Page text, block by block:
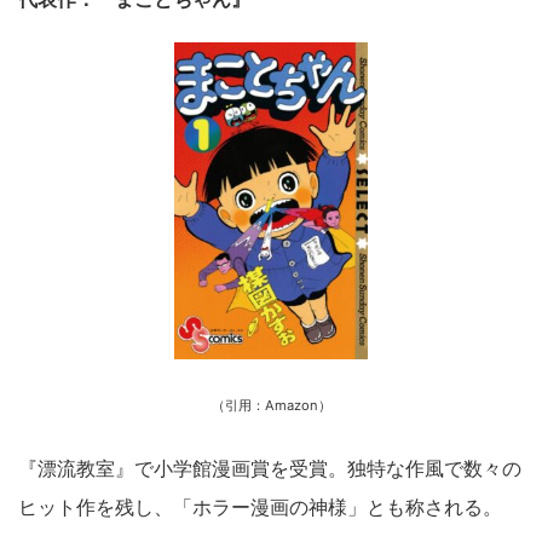
（引用：Amazon）
『漂流教室』で小学館漫画賞を受賞。独特な作風で数々の
ヒット作を残し、「ホラー漫画の神様」とも称される。